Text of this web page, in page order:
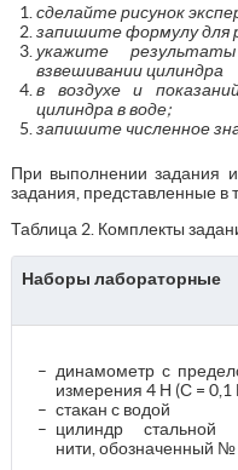
сделайте рисунок
запишите формулу для
укажите
взвешивании цилиндра
в воздухе и
цилиндра в воде;
запишите численное
При выполнении задания
задания, представленные в
Таблица 2. Комплекты
Наборы лабораторные
динамометр с
измерения 4 Н (С = 0,1
стакан с водой
цилиндр стальной
нити, обозначенный №